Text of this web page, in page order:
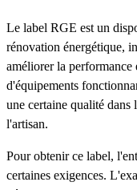
Le label RGE est un
rénovation énergétique,
améliorer la performance
d'équipements
une certaine qualité dans
l'artisan.
Pour obtenir ce label,
certaines exigences.